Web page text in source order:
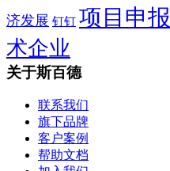
济发展 钉钉 项目申报
术企业
关于斯百德
联系我们
旗下品牌
客户案例
帮助文档